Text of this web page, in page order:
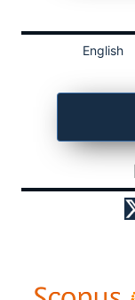
English